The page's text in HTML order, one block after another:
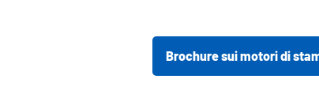
Brochure sui motori di